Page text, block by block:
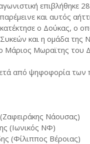
και αυτός
ο Δούκας, ο
και η ομάδα της
Μάριος Μωραϊτης
από ψηφοφορία
Νάουσας)
(Ιωνικός ΝΦ)
(Φίλιππος Βέροιας)